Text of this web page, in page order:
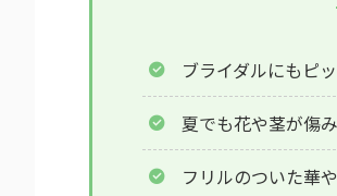
ブライダルにもピ
夏でも花や茎が傷
フリルのついた華